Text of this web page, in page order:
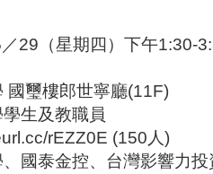
29（星期四）下午1:30-
國璽樓郎世寧廳(11F)
生及教職員
rEZZ0E (150人)
國泰金控、台灣影響力投